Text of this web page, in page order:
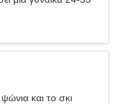
και το σκι